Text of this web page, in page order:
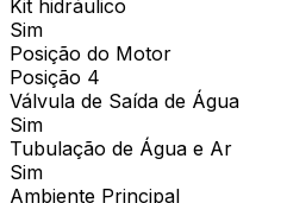
Kit hidráulico
Sim
Posição do Motor
Posição 4
Válvula de Saída de Água
Sim
Tubulação de Água e Ar
Sim
Ambiente Principal